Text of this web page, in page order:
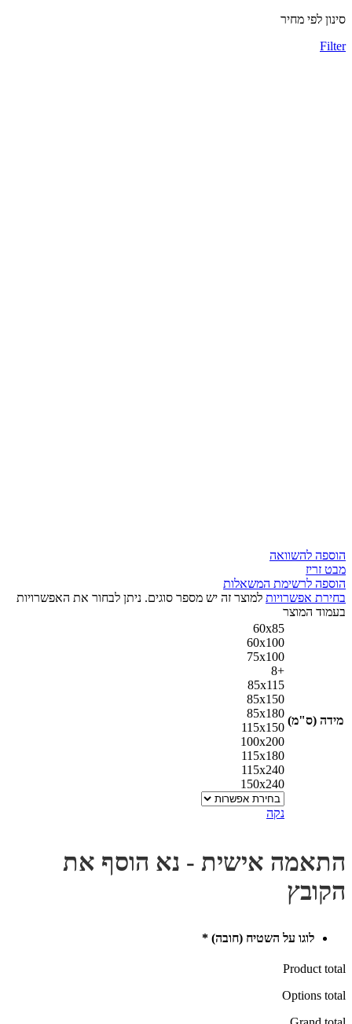
סינון לפי מחיר
Filter
הוספה להשוואה
מבט זריז
הוספה לרשימת המשאלות
בחירת אפשרויות למוצר זה יש מספר סוגים. ניתן לבחור את האפשרויות
בעמוד המוצר
מידה (ס"מ)
60x85
60x100
75x100
+8
85x115
85x150
85x180
115x150
100x200
115x180
115x240
150x240
נקה
התאמה אישית - נא הוסף את
הקובץ
לוגו על השטיח (חובה) *
Product total
Options total